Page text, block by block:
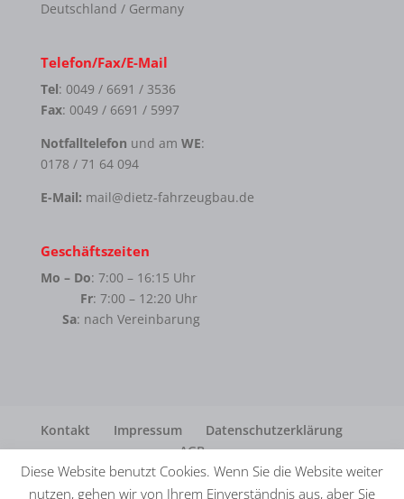
Deutschland / Germany
Telefon/Fax/E-Mail
Tel: 0049 / 6691 / 3536
Fax: 0049 / 6691 / 5997
Notfalltelefon und am WE:
0178 / 71 64 094
E-Mail: mail@dietz-fahrzeugbau.de
Geschäftszeiten
Mo – Do: 7:00 – 16:15 Uhr
Fr: 7:00 – 12:20 Uhr
Sa: nach Vereinbarung
Kontakt Impressum
Datenschutzerklärung
AGB
Diese Website benutzt Cookies. Wenn Sie die Website weiter
nutzen, gehen wir von Ihrem Einverständnis aus, aber Sie